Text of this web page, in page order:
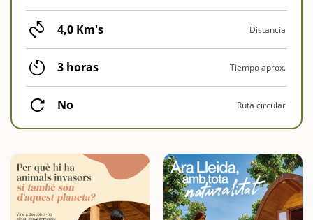
4,0 Km's Distancia
3 horas Tiempo aprox.
No Ruta circular